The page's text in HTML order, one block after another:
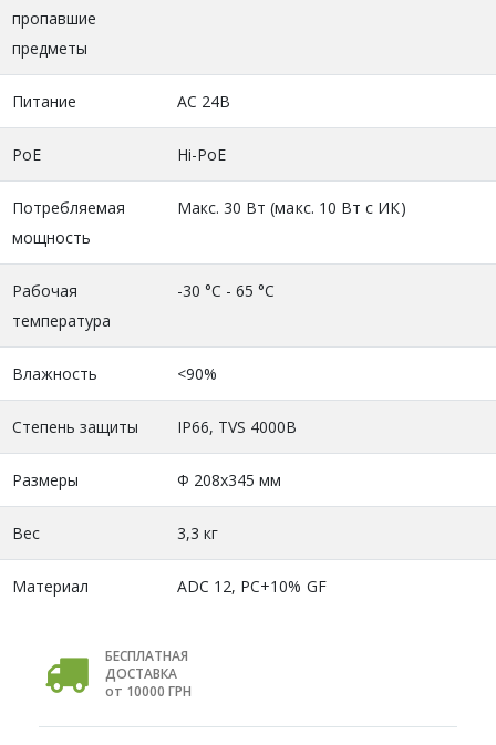
пропавшие
предметы
Питание AC 24В
PoE Hi-PoE
Потребляемая
мощность
Макс. 30 Вт (макс. 10 Вт с ИК)
Рабочая
температура
-30 °C - 65 °C
Влажность <90%
Степень защиты IP66, TVS 4000В
Размеры Ф 208x345 мм
Вес 3,3 кг
Материал ADC 12, PC+10% GF
БЕСПЛАТНАЯ
ДОСТАВКА
от 10000 ГРН